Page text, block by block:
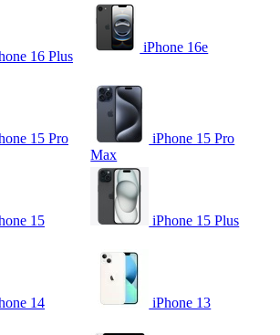
16 Plus
iPhone 16e
15 Pro
iPhone 15 Pro
Max
15 iPhone 15 Plus
14 iPhone 13